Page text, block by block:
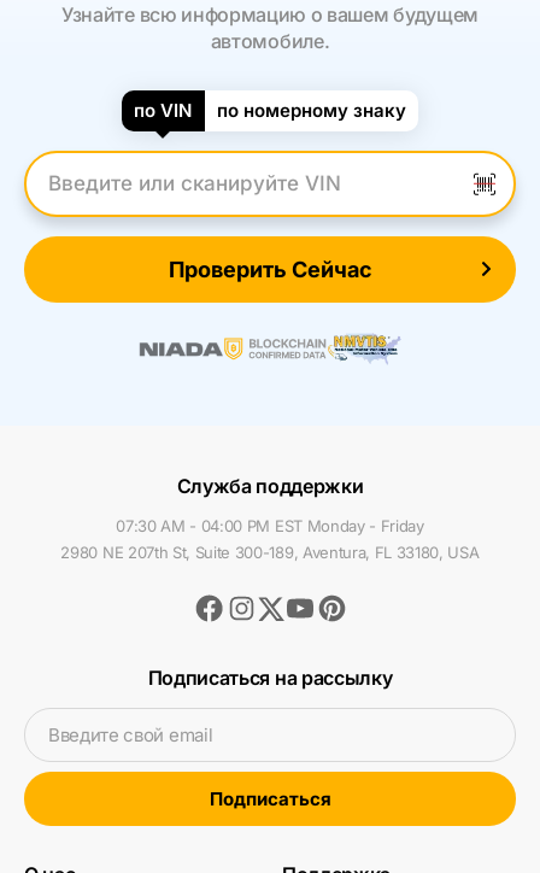
Узнайте всю информацию о вашем будущем
автомобиле.
по VIN по номерному знаку
Введите VIN
Проверить Сейчас
Служба поддержки
07:30 AM - 04:00 PM EST Monday - Friday
2980 NE 207th St, Suite 300-189, Aventura, FL 33180, USA
Facebook
Instagram
TwitterYoutubePinterest
Подписаться на рассылку
Введите свой email
Подписаться